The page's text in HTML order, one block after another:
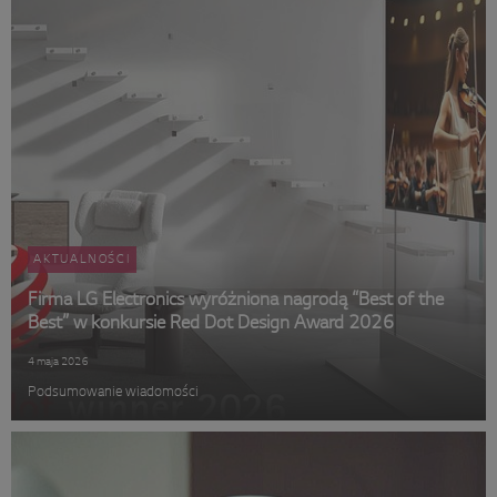
AKTUALNOŚCI
Firma LG Electronics wyróżniona nagrodą “Best of the
Best” w konkursie Red Dot Design Award 2026
4 maja 2026
Podsumowanie wiadomości